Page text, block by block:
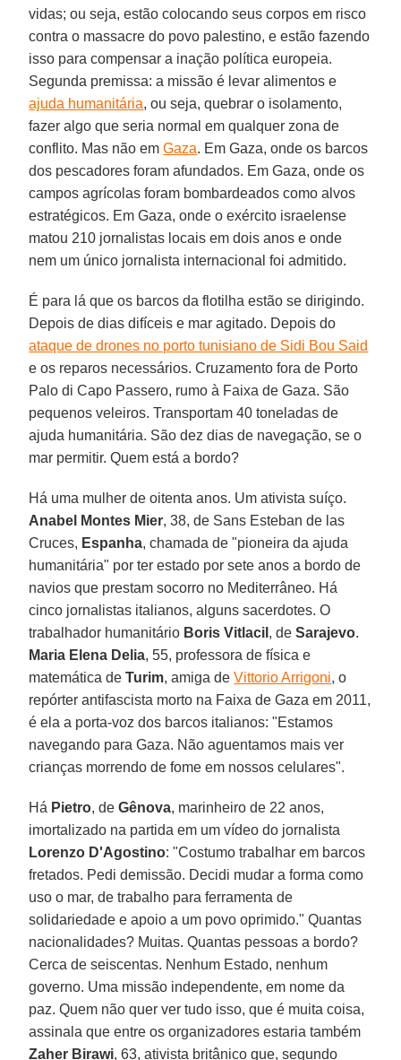
vidas; ou seja, estão colocando seus corpos em risco
contra o massacre do povo palestino, e estão fazendo
isso para compensar a inação política europeia.
Segunda premissa: a missão é levar alimentos e
ajuda humanitária, ou seja, quebrar o isolamento,
fazer algo que seria normal em qualquer zona de
conflito. Mas não emGaza. Em Gaza, onde os barcos
dos pescadores foram afundados. Em Gaza, onde os
campos agrícolas foram bombardeados como alvos
estratégicos. Em Gaza, onde o exército israelense
matou 210 jornalistas locais em dois anos e onde
nem um único jornalista internacional foi admitido.
É para lá que os barcos da flotilha estão se dirigindo.
Depois de dias difíceis e mar agitado. Depois do
ataque de drones no porto tunisiano de Sidi Bou Said
e os reparos necessários. Cruzamento fora de Porto
Palo di Capo Passero, rumo à Faixa de Gaza. São
pequenos veleiros. Transportam 40 toneladas de
ajuda humanitária. São dez dias de navegação, se o
mar permitir. Quem está a bordo?
Há uma mulher de oitenta anos. Um ativista suíço.
Anabel Montes Mier, 38, de Sans Esteban de las
Cruces, Espanha, chamada de "pioneira da ajuda
humanitária" por ter estado por sete anos a bordo de
navios que prestam socorro no Mediterrâneo. Há
cinco jornalistas italianos, alguns sacerdotes. O
trabalhador humanitário Boris Vitlacil , deSarajevo.
Maria Elena Delia, 55, professora de física e
matemática deTurim, amiga deVittorio Arrigoni, o
repórter antifascista morto na Faixa de Gaza em 2011,
é ela a porta-voz dos barcos italianos: "Estamos
navegando para Gaza. Não aguentamos mais ver
crianças morrendo de fome em nossos celulares".
Há Pietro, deGênova, marinheiro de 22 anos,
imortalizado na partida em um vídeo do jornalista
Lorenzo D'Agostino: "Costumo trabalhar em barcos
fretados. Pedi demissão. Decidi mudar a forma como
uso o mar, de trabalho para ferramenta de
solidariedade e apoio a um povo oprimido." Quantas
nacionalidades? Muitas. Quantas pessoas a bordo?
Cerca de seiscentas. Nenhum Estado, nenhum
governo. Uma missão independente, em nome da
paz. Quem não quer ver tudo isso, que é muita coisa,
assinala que entre os organizadores estaria também
Zaher Birawi, 63, ativista britânico que, segundo